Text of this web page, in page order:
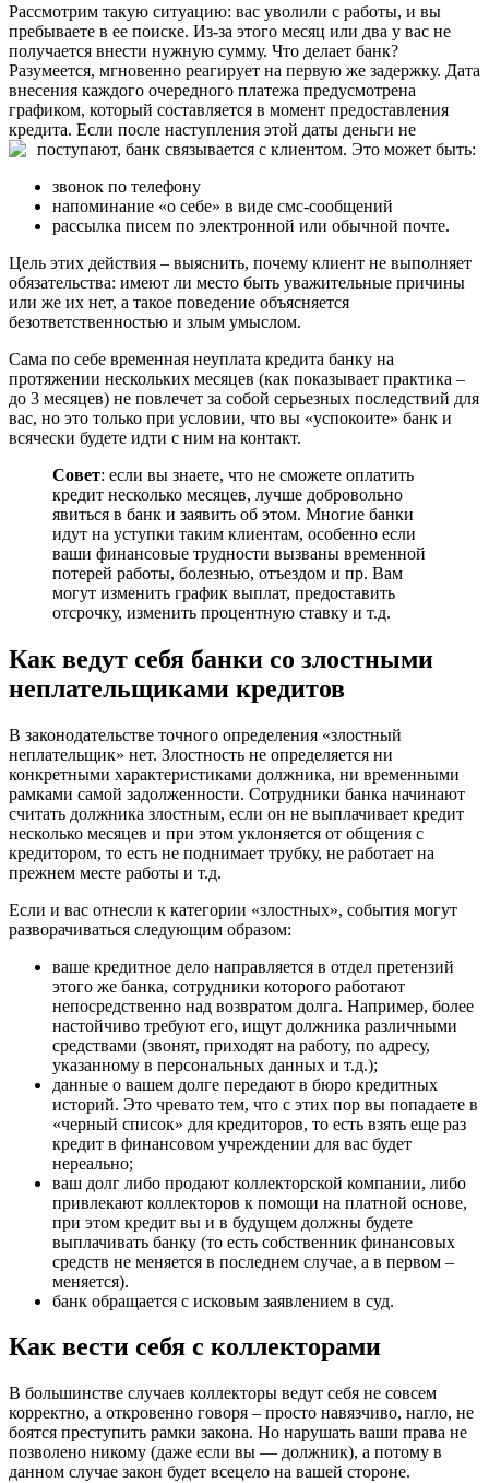
Рассмотрим такую ситуацию: вас уволили с работы, и вы
пребываете в ее поиске. Из-за этого месяц или два у вас не
получается внести нужную сумму. Что делает банк?
Разумеется, мгновенно реагирует на первую же задержку. Дата
внесения каждого очередного платежа предусмотрена
графиком, который составляется в момент предоставления
кредита. Если после наступления этой даты деньги не
поступают, банк связывается с клиентом. Это может быть:
звонок по телефону
напоминание «о себе» в виде смс-сообщений
рассылка писем по электронной или обычной почте.
Цель этих действия – выяснить, почему клиент не выполняет
обязательства: имеют ли место быть уважительные причины
или же их нет, а такое поведение объясняется
безответственностью и злым умыслом.
Сама по себе временная неуплата кредита банку на
протяжении нескольких месяцев (как показывает практика –
до 3 месяцев) не повлечет за собой серьезных последствий для
вас, но это только при условии, что вы «успокоите» банк и
всячески будете идти с ним на контакт.
Совет: если вы знаете, что не сможете оплатить
кредит несколько месяцев, лучше добровольно
явиться в банк и заявить об этом. Многие банки
идут на уступки таким клиентам, особенно если
ваши финансовые трудности вызваны временной
потерей работы, болезнью, отъездом и пр. Вам
могут изменить график выплат, предоставить
отсрочку, изменить процентную ставку и т.д.
Как ведут себя банки со злостными
неплательщиками кредитов
В законодательстве точного определения «злостный
неплательщик» нет. Злостность не определяется ни
конкретными характеристиками должника, ни временными
рамками самой задолженности. Сотрудники банка начинают
считать должника злостным, если он не выплачивает кредит
несколько месяцев и при этом уклоняется от общения с
кредитором, то есть не поднимает трубку, не работает на
прежнем месте работы и т.д.
Если и вас отнесли к категории «злостных», события могут
разворачиваться следующим образом:
ваше кредитное дело направляется в отдел претензий
этого же банка, сотрудники которого работают
непосредственно над возвратом долга. Например, более
настойчиво требуют его, ищут должника различными
средствами (звонят, приходят на работу, по адресу,
указанному в персональных данных и т.д.);
данные о вашем долге передают в бюро кредитных
историй. Это чревато тем, что с этих пор вы попадаете в
«черный список» для кредиторов, то есть взять еще раз
кредит в финансовом учреждении для вас будет
нереально;
ваш долг либо продают коллекторской компании, либо
привлекают коллекторов к помощи на платной основе,
при этом кредит вы и в будущем должны будете
выплачивать банку (то есть собственник финансовых
средств не меняется в последнем случае, а в первом –
меняется).
банк обращается с исковым заявлением в суд.
Как вести себя с коллекторами
В большинстве случаев коллекторы ведут себя не совсем
корректно, а откровенно говоря – просто навязчиво, нагло, не
боятся преступить рамки закона. Но нарушать ваши права не
позволено никому (даже если вы — должник), а потому в
данном случае закон будет всецело на вашей стороне.